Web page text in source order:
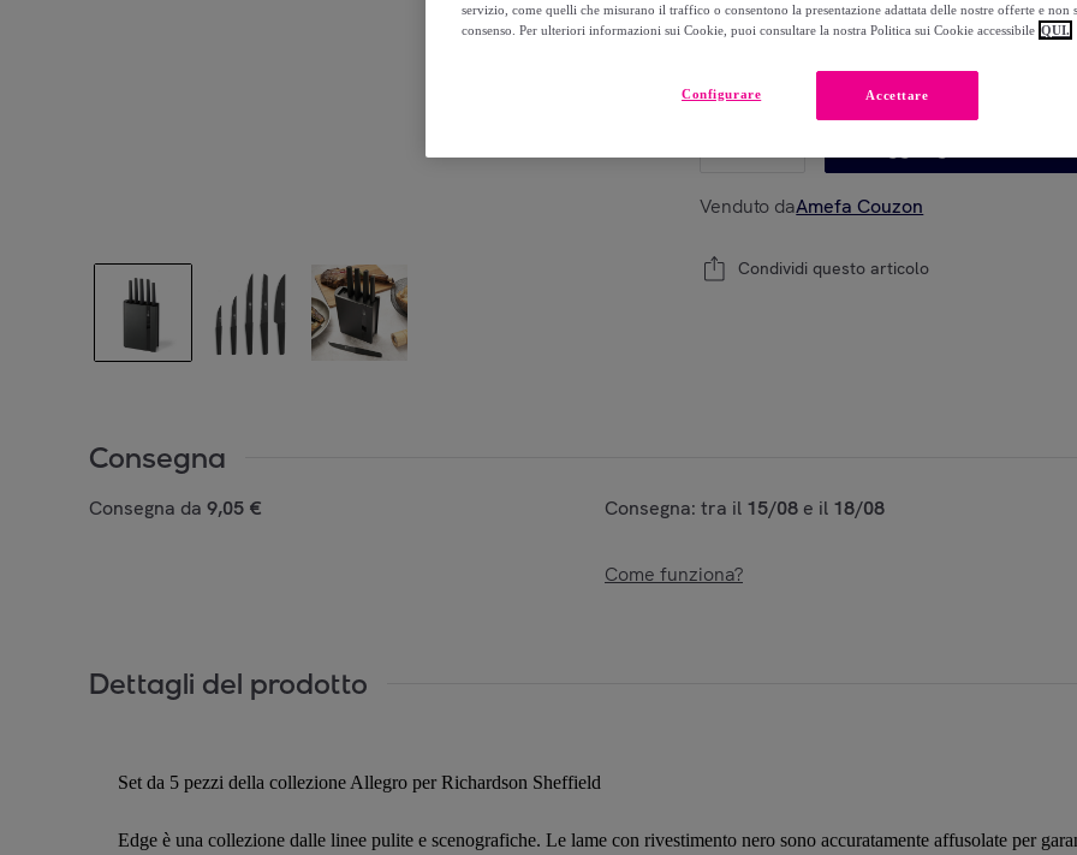
Modello: Edge - Set da 5 pezzi
Venduto daAmefa Couzon
Condividi questo articolo
Consegna
Consegna da 9,05 € Consegna: tra il 15/08 e il 18/08
Come funziona?
Dettagli del prodotto
Set da 5 pezzi della collezione Allegro per Richardson Sheffield
Edge è una collezione dalle linee pulite e scenografiche. Le lame con rivestimento nero sono accuratamente affusolate per
servizio, come quelli che misurano il traffico o consentono la presentazione adattata delle nostre offerte e non
consenso. Per ulteriori informazioni sui Cookie, puoi consultare la nostra Politica sui Cookie accessibile QUI.
Accettare
Configurare